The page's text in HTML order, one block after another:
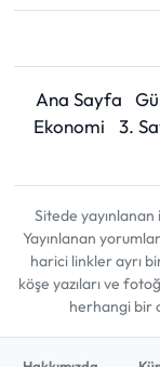
Ana Sayfa
Ekonomi
3.
Sitede
Yayınlanan
harici linkler ayrı
köşe yazıları ve
herhangi bir